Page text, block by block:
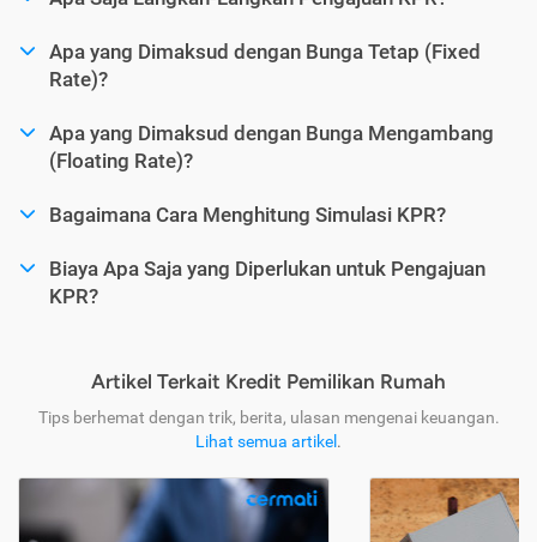
Apa yang Dimaksud dengan Bunga Tetap (Fixed
Rate)?
Apa yang Dimaksud dengan Bunga Mengambang
(Floating Rate)?
Bagaimana Cara Menghitung Simulasi KPR?
Biaya Apa Saja yang Diperlukan untuk Pengajuan
KPR?
Artikel Terkait Kredit Pemilikan Rumah
Tips berhemat dengan trik, berita, ulasan mengenai keuangan.
Lihat semua artikel .